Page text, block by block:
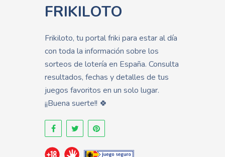
FRIKILOTO
Frikiloto, tu portal friki para estar al día
con toda la información sobre los
sorteos de lotería en España. Consulta
resultados, fechas y detalles de tus
juegos favoritos en un solo lugar.
¡¡Buena suerte!! 🍀